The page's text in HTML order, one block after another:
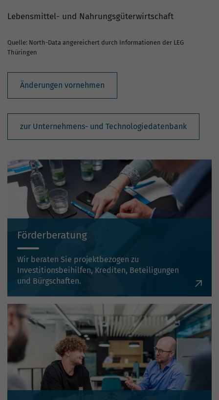
Lebensmittel- und Nahrungsgüterwirtschaft
Quelle: North-Data angereichert durch Informationen der LEG
Thüringen
Änderungen vornehmen
zur Unternehmens- und Technologiedatenbank
Förderberatung
Wir beraten Sie projektbezogen zu
Investitionsbeihilfen, Krediten, Beteiligungen
und Bürgschaften.